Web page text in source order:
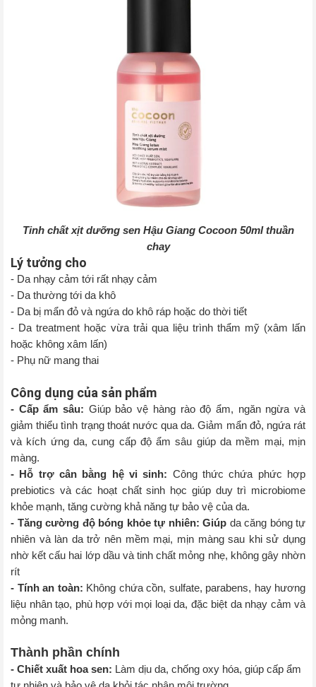
Tinh chất xịt dưỡng sen Hậu Giang Cocoon 50ml thuần
chay
Lý tưởng cho
- Da nhạy cảm tới rất nhạy cảm
- Da thường tới da khô
- Da bị mẩn đỏ và ngứa do khô ráp hoặc do thời tiết
- Da treatment hoặc vừa trải qua liệu trình thẩm mỹ (xâm lấn
hoặc không xâm lấn)
- Phụ nữ mang thai
Công dụng của sản phẩm
- Cấp ẩm sâu: Giúp bảo vệ hàng rào độ ẩm, ngăn ngừa và
giảm thiểu tình trạng thoát nước qua da. Giảm mẩn đỏ, ngứa rát
và kích ứng da, cung cấp độ ẩm sâu giúp da mềm mại, mịn
màng.
- Hỗ trợ cân bằng hệ vi sinh: Công thức chứa phức hợp
prebiotics và các hoạt chất sinh học giúp duy trì microbiome
khỏe mạnh, tăng cường khả năng tự bảo vệ của da.
- Tăng cường độ bóng khỏe tự nhiên: Giúp da căng bóng tự
nhiên và làn da trở nên mềm mại, mịn màng sau khi sử dụng
nhờ kết cấu hai lớp dầu và tinh chất mỏng nhẹ, không gây nhờn
rít
- Tính an toàn: Không chứa cồn, sulfate, parabens, hay hương
liệu nhân tạo, phù hợp với mọi loại da, đặc biệt da nhạy cảm và
mỏng manh.
Thành phần chính
- Chiết xuất hoa sen: Làm dịu da, chống oxy hóa, giúp cấp ẩm